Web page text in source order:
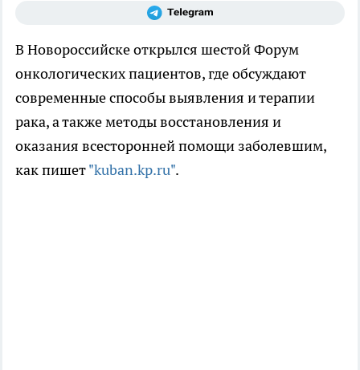
В Новороссийске открылся шестой Форум
онкологических пациентов, где обсуждают
современные способы выявления и терапии
рака, а также методы восстановления и
оказания всесторонней помощи заболевшим,
как пишет"kuban.kp.ru".